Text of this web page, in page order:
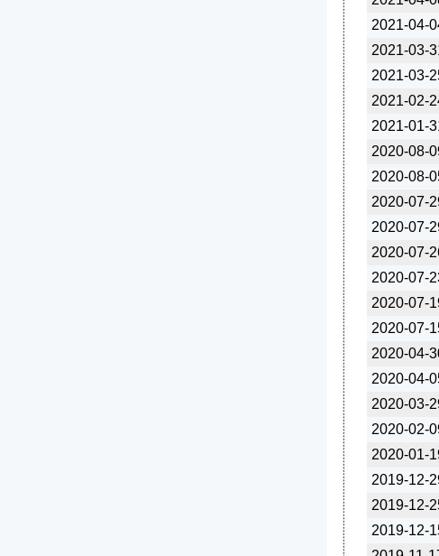
2021-04-
2021-03-
2021-03-
2021-02-
2021-01-
2020-08-
2020-08-
2020-07-
2020-07-
2020-07-
2020-07-
2020-07-
2020-07-
2020-04-
2020-04-
2020-03-
2020-02-
2020-01-
2019-12-
2019-12-
2019-12-